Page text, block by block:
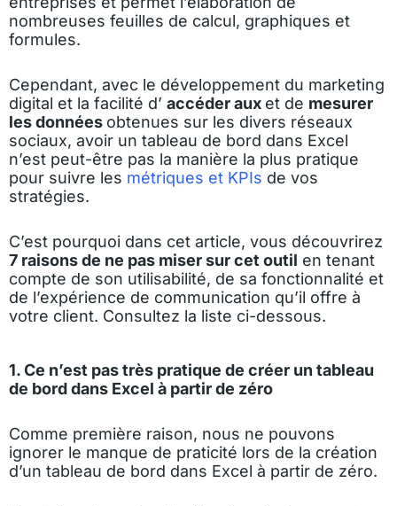
nombreuses feuilles de calcul, graphiques et
formules.
Cependant, avec le développement du marketing
digital et la facilité d’ accéder aux et de mesurer
les données obtenues sur les divers réseaux
sociaux, avoir un tableau de bord dans Excel
n’est peut-être pas la manière la plus pratique
pour suivre les métriques et KPIs de vos
stratégies.
C’est pourquoi dans cet article, vous découvrirez
7 raisons de ne pas miser sur cet outil en tenant
compte de son utilisabilité, de sa fonctionnalité et
de l’expérience de communication qu’il offre à
votre client. Consultez la liste ci-dessous.
1. Ce n’est pas très pratique de créer un tableau
de bord dans Excel à partir de zéro
Comme première raison, nous ne pouvons
ignorer le manque de praticité lors de la création
d’un tableau de bord dans Excel à partir de zéro.